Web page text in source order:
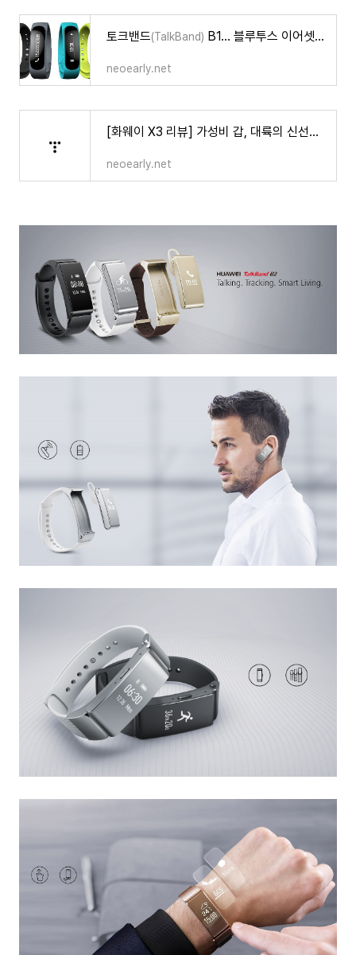
토크밴드(TalkBand) B1... 블루투스 이어셋으로도 쓸수 있는 화웨이의 첫번째 스마트밴드...
neoearly.net
[화웨이 X3 리뷰] 가성비 갑, 대륙의 신선한 스마트폰~ Huawei X3
neoearly.net